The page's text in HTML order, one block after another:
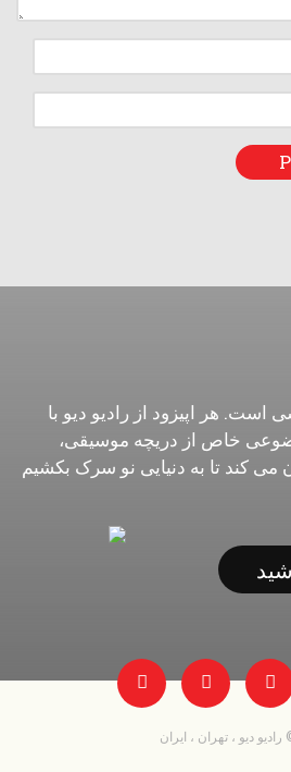
است. هر اپیزود از رادیو دیو با
خاص از دریچه موسیقی،
می کند تا به دنیایی نو سرک بکشیم